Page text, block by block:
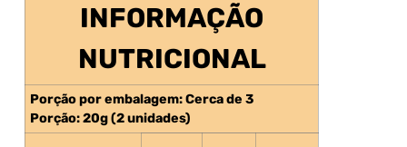
INFORMAÇÃO
NUTRICIONAL
Porção por embalagem: Cerca de 3
Porção: 20g (2 unidades)